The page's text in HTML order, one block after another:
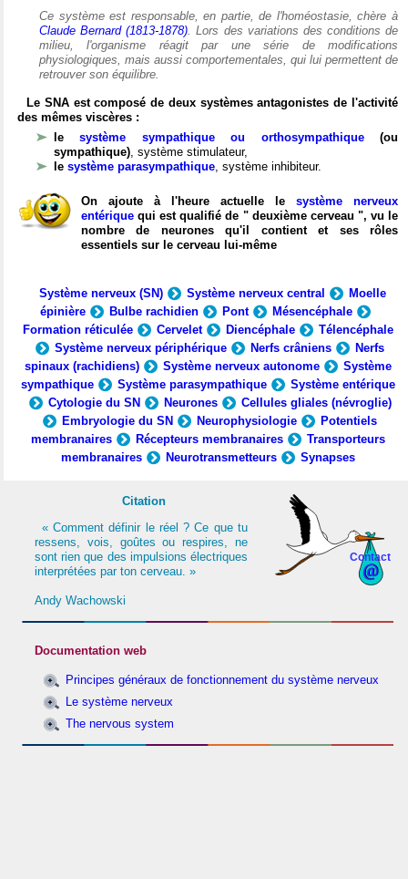
Ce système est responsable, en partie, de l'homéostasie, chère à
Claude Bernard (1813-1878). Lors des variations des conditions de
milieu, l'organisme réagit par une série de modifications
physiologiques, mais aussi comportementales, qui lui permettent de
retrouver son équilibre.
Le SNA est composé de deux systèmes antagonistes de l'activité
des mêmes viscères :
lesystème sympathique ou orthosympathique(ou
sympathique), système stimulateur,
le système parasympathique, système inhibiteur.
On ajoute à l'heure actuelle le système nerveux
entérique qui est qualifié de " deuxième cerveau ", vu le
nombre de neurones qu'il contient et ses rôles
essentiels sur le cerveau lui-même
Système nerveux (SN) Système nerveux central
Moelle
épinière
Bulbe rachidien Pont
Mésencéphale
Formation réticulée
Cervelet Diencéphale
Télencéphale
Système nerveux périphérique
Nerfs crâniens
Nerfs
spinaux (rachidiens)
Système nerveux autonome
Système
sympathique
Système parasympathique
Système entérique
Cytologie du SN
Neurones
Cellules gliales (névroglie)
Embryologie du SN
Neurophysiologie
Potentiels
membranaires
Récepteurs membranaires
Transporteurs
membranaires
Neurotransmetteurs Synapses
Contact
Citation
« Comment définir le réel ? Ce que tu
ressens, vois, goûtes ou respires, ne
sont rien que des impulsions électriques
interprétées par ton cerveau. »
Andy Wachowski
Documentation web
Principes généraux de fonctionnement du système nerveux
Le système nerveux
The nervous system